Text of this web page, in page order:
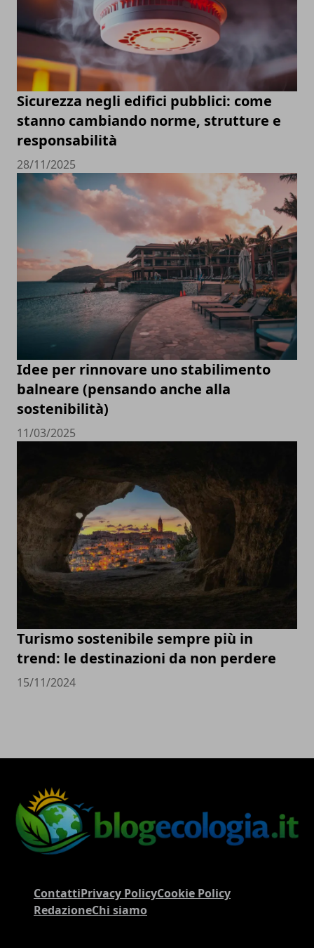
Sicurezza negli edifici pubblici: come
stanno cambiando norme, strutture e
responsabilità
28/11/2025
Idee per rinnovare uno stabilimento
balneare (pensando anche alla
sostenibilità)
11/03/2025
Turismo sostenibile sempre più in
trend: le destinazioni da non perdere
15/11/2024
ContattiPrivacy PolicyCookie Policy
RedazioneChi siamo